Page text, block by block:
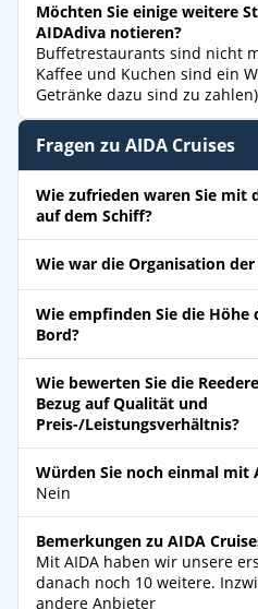
Möchten Sie einige weitere
AIDAdiva notieren?
Buffetrestaurants sind nicht
Kaffee und Kuchen sind ein
Getränke dazu sind zu zahlen)
Fragen zu AIDA Cruises
Wie zufrieden waren Sie mit
auf dem Schiff?
Wie war die Organisation
Wie empfinden Sie die Höhe
Bord?
Wie bewerten Sie die
Bezug auf Qualität und
Preis-/Leistungsverhältnis?
Würden Sie noch einmal mit
Nein
Bemerkungen zu AIDA
Mit AIDA haben wir unsere
danach noch 10 weitere.
andere Anbieter